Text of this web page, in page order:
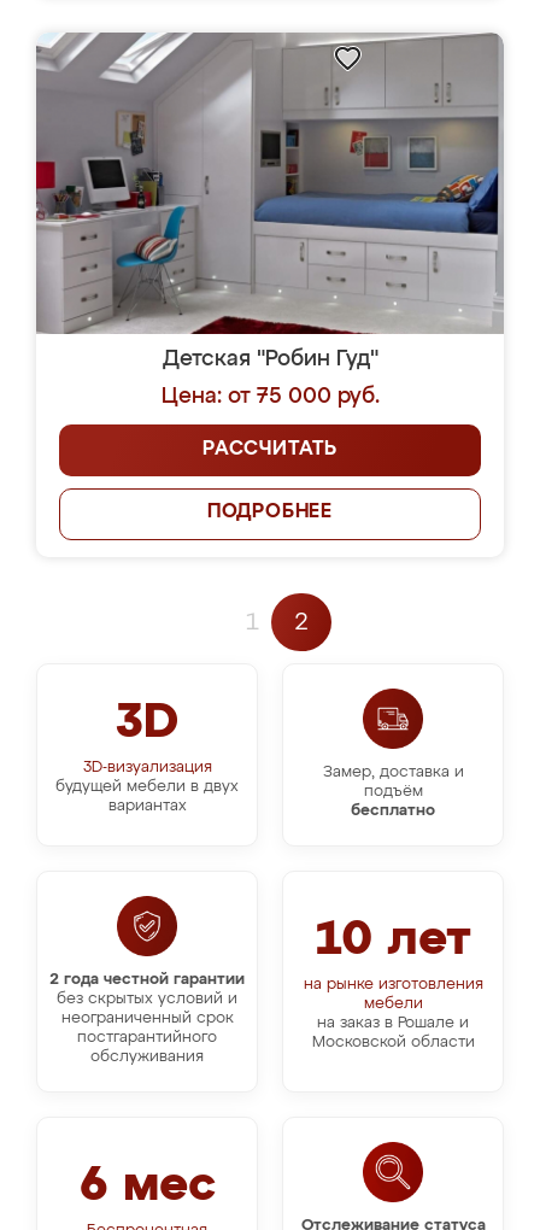
Детская "Робин Гуд"
Цена: от 75 000 руб.
РАССЧИТАТЬ
ПОДРОБНЕЕ
1 2
3D
3D-визуализация
будущей мебели в двух
вариантах
Замер, доставка и
подъём
бесплатно
10 лет
на рынке изготовления
мебели
на заказ в Рошале и
Московской области
2 года честной гарантии
без скрытых условий и
неограниченный срок
постгарантийного
обслуживания
Отслеживание статуса
6 мес